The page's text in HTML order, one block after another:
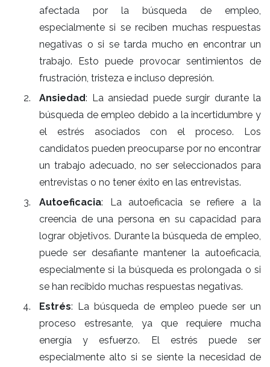
afectada por la búsqueda de empleo,
especialmente si se reciben muchas respuestas
negativas o si se tarda mucho en encontrar un
trabajo. Esto puede provocar sentimientos de
frustración, tristeza e incluso depresión.
Ansiedad: La ansiedad puede surgir durante la
búsqueda de empleo debido a la incertidumbre y
el estrés asociados con el proceso. Los
candidatos pueden preocuparse por no encontrar
un trabajo adecuado, no ser seleccionados para
entrevistas o no tener éxito en las entrevistas.
Autoeficacia: La autoeficacia se refiere a la
creencia de una persona en su capacidad para
lograr objetivos. Durante la búsqueda de empleo,
puede ser desafiante mantener la autoeficacia,
especialmente si la búsqueda es prolongada o si
se han recibido muchas respuestas negativas.
Estrés: La búsqueda de empleo puede ser un
proceso estresante, ya que requiere mucha
energía y esfuerzo. El estrés puede ser
especialmente alto si se siente la necesidad de